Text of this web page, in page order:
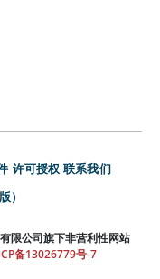
许可授权 联系我们
）
限公司旗下非营利性网站
备13026779号-7